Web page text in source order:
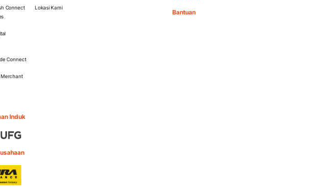
Connect
Connect
Merchant
Lokasi Kami
Bantuan
Induk